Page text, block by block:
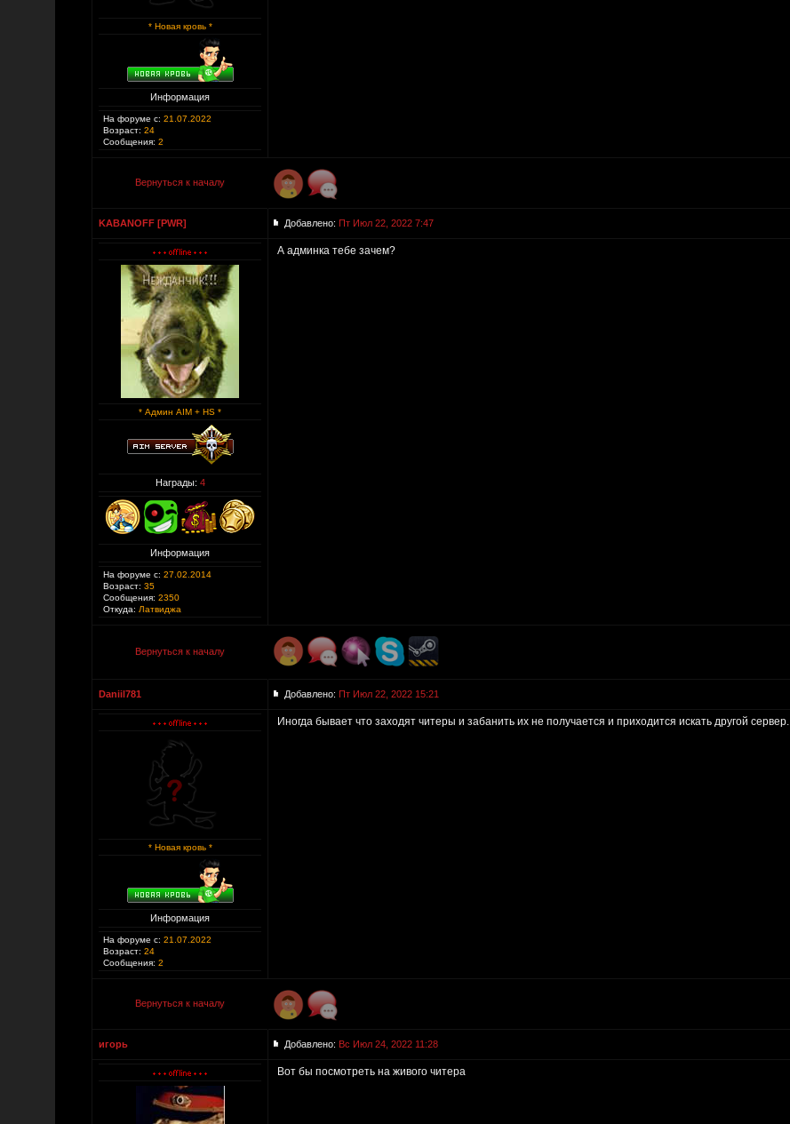
* Новая кровь *
Информация
На форуме с: 21.07.2022
Возраст: 24
Сообщения: 2
Вернуться к началу
KABANOFF [PWR] Добавлено: Пт Июл 22, 2022 7:47
* Админ AIM + HS *
Награды: 4
Информация
На форуме с: 27.02.2014
Возраст: 35
Сообщения: 2350
Откуда: Латвиджа
А админка тебе зачем?
Вернуться к началу
Daniil781 Добавлено: Пт Июл 22, 2022 15:21
* Новая кровь *
Информация
На форуме с: 21.07.2022
Возраст: 24
Сообщения: 2
Иногда бывает что заходят читеры и забанить их не получается и приходится искать другой сервер.
Вернуться к началу
игорь Добавлено: Вс Июл 24, 2022 11:28
Вот бы посмотреть на живого читера